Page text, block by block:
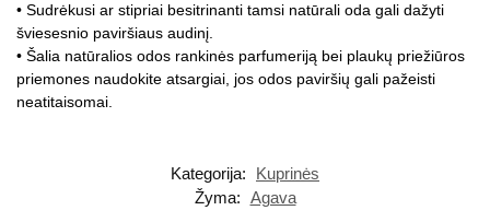
• Sudrėkusi ar stipriai besitrinanti tamsi natūrali oda gali dažyti
šviesesnio paviršiaus audinį.
• Šalia natūralios odos rankinės parfumeriją bei plaukų priežiūros
priemones naudokite atsargiai, jos odos paviršių gali pažeisti
neatitaisomai.
Kategorija:
Kuprinės
Žyma: Agava